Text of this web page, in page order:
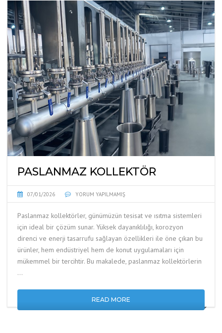
PASLANMAZ KOLLEKTÖR
07/01/2026 YORUM YAPILMAMIŞ
Paslanmaz kollektörler, günümüzün tesisat ve ısıtma sistemleri
için ideal bir çözüm sunar. Yüksek dayanıklılığı, korozyon
direnci ve enerji tasarrufu sağlayan özellikleri ile öne çıkan bu
ürünler, hem endüstriyel hem de konut uygulamaları için
mükemmel bir tercihtir. Bu makalede, paslanmaz kollektörlerin
…
READ MORE